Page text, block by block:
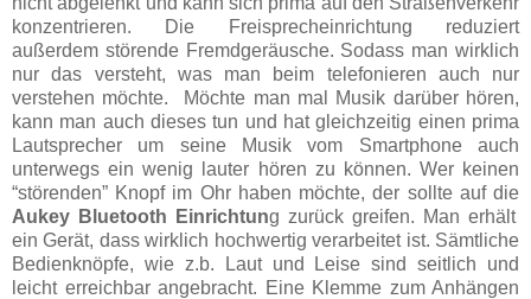
konzentrieren. Die Freisprecheinrichtung reduziert
außerdem störende Fremdgeräusche. Sodass man wirklich
nur das versteht, was man beim telefonieren auch nur
verstehen möchte. Möchte man mal Musik darüber hören,
kann man auch dieses tun und hat gleichzeitig einen prima
Lautsprecher um seine Musik vom Smartphone auch
unterwegs ein wenig lauter hören zu können. Wer keinen
“störenden” Knopf im Ohr haben möchte, der sollte auf die
Aukey Bluetooth Einrichtung zurück greifen. Man erhält
ein Gerät, dass wirklich hochwertig verarbeitet ist. Sämtliche
Bedienknöpfe, wie z.b. Laut und Leise sind seitlich und
leicht erreichbar angebracht. Eine Klemme zum Anhängen